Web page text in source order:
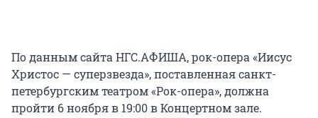
По данным сайта НГС.АФИША, рок-опера «Иисус
Христос — суперзвезда», поставленная санкт-
петербургским театром «Рок-опера», должна
пройти 6 ноября в 19:00 в Концертном зале.